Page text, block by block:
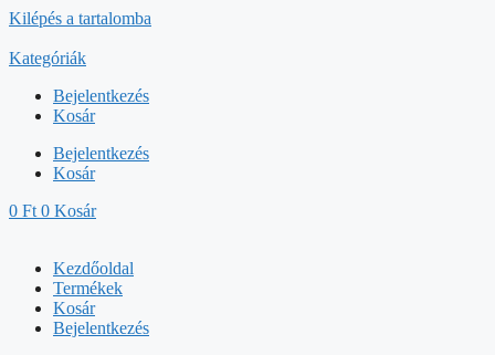
Kilépés a tartalomba
Kategóriák
Bejelentkezés
Kosár
Bejelentkezés
Kosár
0 Ft 0 Kosár
Kezdőoldal
Termékek
Kosár
Bejelentkezés